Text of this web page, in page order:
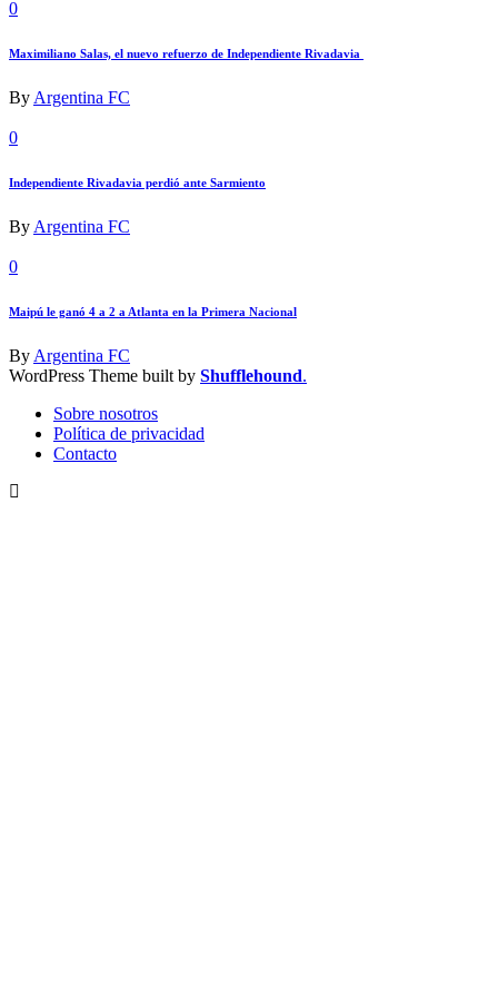
0
Maximiliano Salas, el nuevo refuerzo de Independiente Rivadavia
By Argentina FC
0
Independiente Rivadavia perdió ante Sarmiento
By Argentina FC
0
Maipú le ganó 4 a 2 a Atlanta en la Primera Nacional
By Argentina FC
WordPress Theme built by Shufflehound.
Sobre nosotros
Política de privacidad
Contacto